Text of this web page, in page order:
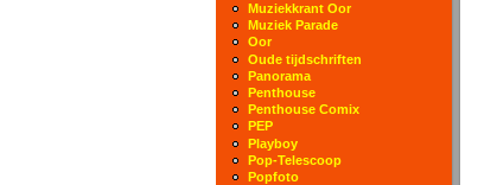
Muziekkrant Oor
Muziek Parade
Oor
Oude tijdschriften
Panorama
Penthouse
Penthouse Comix
PEP
Playboy
Pop-Telescoop
Popfoto